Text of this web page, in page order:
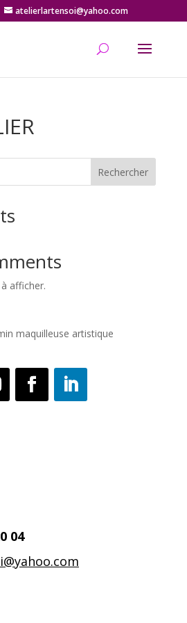
atelierlartensoi@yahoo.com
Rechercher
afficher.
04
m